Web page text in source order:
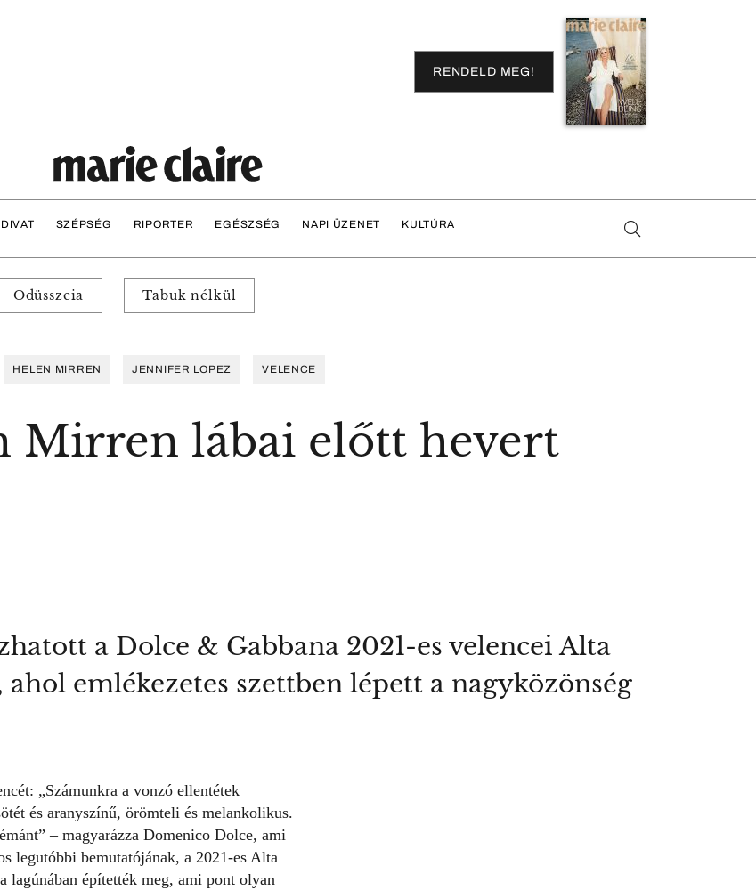
RENDELD MEG!
DIVAT SZÉPSÉG RIPORTER EGÉSZSÉG NAPI ÜZENET KULTÚRA
Odüsszeia Tabuk nélkül
HELEN MIRREN JENNIFER LOPEZ VELENCE
Mirren lábai előtt hevert
a Dolce & Gabbana 2021-es velencei Alta
emlékezetes szettben lépett a nagyközönség
„Számunkra a vonzó ellentétek
és aranyszínű, örömteli és melankolikus.
– magyarázza Domenico Dolce, ami
legutóbbi bemutatójának, a 2021-es Alta
építették meg, ami pont olyan